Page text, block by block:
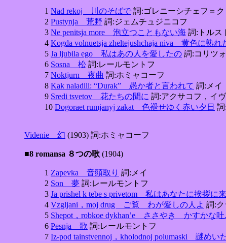
1 Nad rekoj 川のそばで 詞:ゴレニーシチェフ＝
2 Pustynja 荒野 詞:ジェムチュジニコフ
3 Ne penitsja more 泡立つこともない海 詞:トルス
4 Kogda volnuetsja zheltejushchaja niva 黄色に熟れ
5 Ja ljubila ego 私はあの人を愛したの 詞:コリツ
6 Sosna 松 詞:レールモントフ
7 Noktjurn 夜曲 詞:ホミャコーフ
8 Kak naladili: “Durak” 愚か者と言われて 詞:メイ
9 Sredi tsvetov 花たちの間に 詞:アクサコフ，イ
10 Dogoraet rumjanyj zakat 色褪せゆく赤い夕日
Videnie 幻 (1903) 詞:ホミャコーフ
■8 romansa ８つの歌 (1904)
1 Zapevka 音頭取り 詞:メイ
2 Son 夢 詞:レールモントフ
3 Ja prishel k tebe s privetom 私はあなたに挨拶に
4 Vzgljani，moj drug ご覧 わが愛しの人よ 詞:ク
5 Shepot，robkoe dykhan’e ささやき かすかな吐
6 Pesnja 歌 詞:レールモントフ
7 Iz-pod tainstvennoj，kholodnoj polumaski 謎め